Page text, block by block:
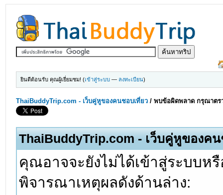
ยินดีต้อนรับ คุณผู้เยี่ยมชม! (เข้าสู่ระบบ — ลงทะเบียน)
ThaiBuddyTrip.com - เว็บคู่หูของคนชอบเที่ยว /พบข้อผิดพลาด กรุณาตร
ThaiBuddyTrip.com - เว็บคู่หูของค
คุณอาจจะยังไม่ได้เข้าสู่ระบบ
พิจารณาเหตุผลดังด้านล่าง: